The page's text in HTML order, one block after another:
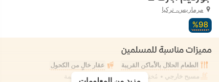
مرماريس، تركيا
98‏%
مميزات مناسبة للمسلمين
الطعام الحلال بالأماكن القريبة
عقار خالٍ من الكحول
مسبح خارجي • مُختلط • ملابس السباحة المحتشمة